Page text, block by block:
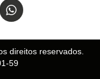
direitos reservados.
59